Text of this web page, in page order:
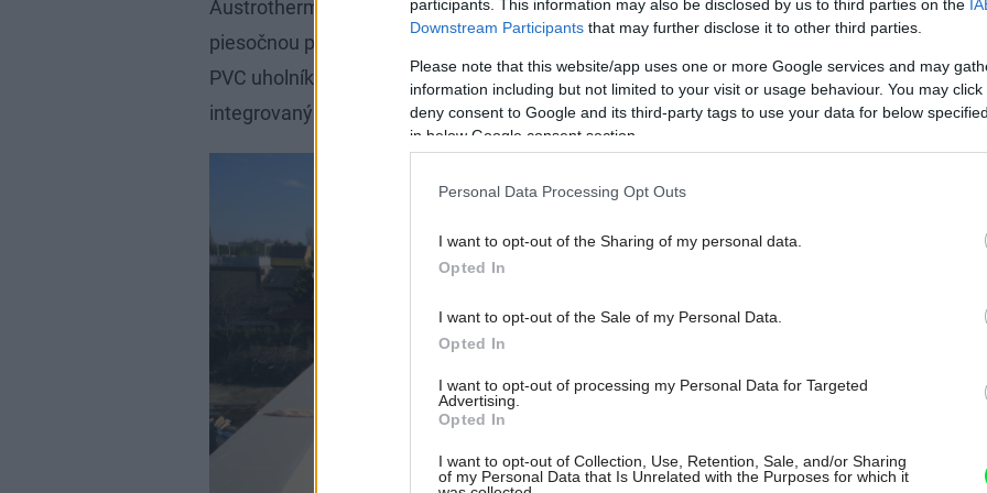
participants. This information may also be disclosed by us to third parties on the
Downstream Participants that may further disclose it to other third parties.
Please note that this website/app uses one or more Google services and may
information including but not limited to your visit or usage behaviour. You may
deny consent to Google and its third-party tags to use your data for below
in below Google consent section.
Personal Data Processing Opt Outs
I want to opt-out of the Sharing of my personal data.
Opted In
I want to opt-out of the Sale of my Personal Data.
Opted In
I want to opt-out of processing my Personal Data for Targeted
Advertising.
Opted In
I want to opt-out of Collection, Use, Retention, Sale, and/or Sharing
of my Personal Data that Is Unrelated with the Purposes for which it
Austrotherm Atikový prvok je už vo výrobnom závode zhotovený s
piesočnou povrchovou úpravou odolnou voči poveternostným vplyvom,
PVC uholníkom na prikotvenie atiky, 3° spádom hornej hrany a dvoma
integrovanými PVC pásmi na uchytenie oplechovania.